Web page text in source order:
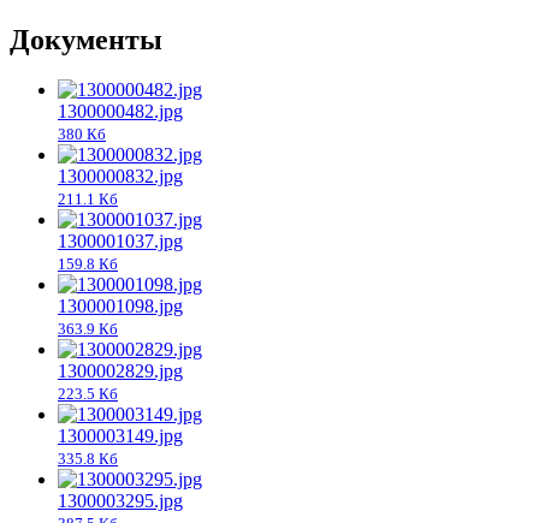
Документы
1300000482.jpg
380 Кб
1300000832.jpg
211.1 Кб
1300001037.jpg
159.8 Кб
1300001098.jpg
363.9 Кб
1300002829.jpg
223.5 Кб
1300003149.jpg
335.8 Кб
1300003295.jpg